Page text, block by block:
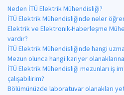
Neden İTÜ Elektrik Mühendisliği?
İTÜ Elektrik Mühendisliğinde neler
Elektrik ve Elektronik-Haberleşme
vardır?
İTÜ Elektrik Mühendisliğinde hangi
Mezun olunca hangi kariyer
İTÜ Elektrik Mühendisliği mezunları iş
çalışabilirim?
Bölümünüzde laboratuvar olanakları